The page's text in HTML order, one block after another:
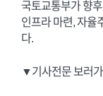
국토교통부가 향
인프라 마련, 자율
다.
▼기사전문 보러가